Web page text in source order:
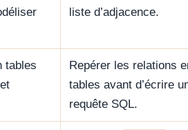
liste d’adjacence.
tables
Repérer les relations
tables avant d’écrire
requête SQL.